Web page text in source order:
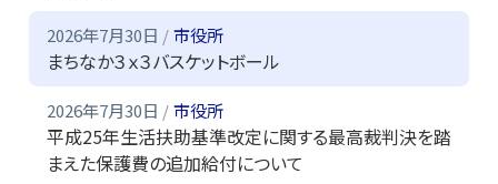
2026年7月30日 市役所
まちなか３ｘ３バスケットボール
2026年7月30日 市役所
平成25年生活扶助基準改定に関する最高裁判決を踏
まえた保護費の追加給付について